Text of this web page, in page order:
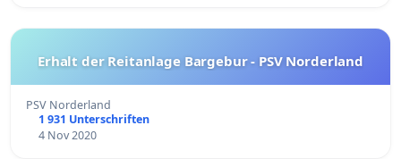
Erhalt der Reitanlage Bargebur - PSV Norderland
PSV Norderland
1 931 Unterschriften
4 Nov 2020